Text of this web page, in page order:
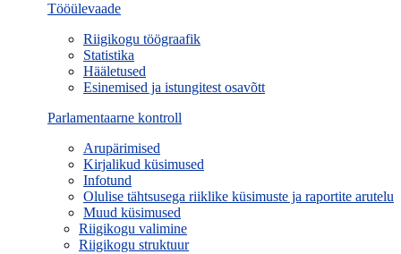
Tööülevaade
Riigikogu töögraafik
Statistika
Hääletused
Esinemised ja istungitest osavõtt
Parlamentaarne kontroll
Arupärimised
Kirjalikud küsimused
Infotund
Olulise tähtsusega riiklike küsimuste ja raportite arutelu
Muud küsimused
Riigikogu valimine
Riigikogu struktuur